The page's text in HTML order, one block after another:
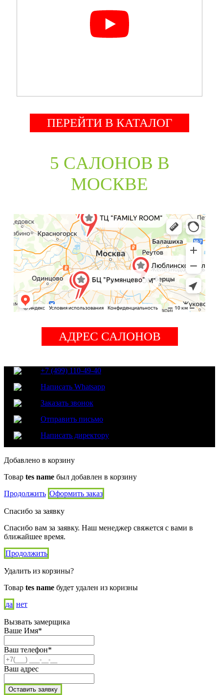
ПЕРЕЙТИ В КАТАЛОГ
5 CАЛОНОВ В
МОСКВЕ
АДРЕС САЛОНОВ
+7 (499) 110-49-40
Написать Whatsapp
Заказать звонок
Отправить письмо
Написать директору
Добавлено в корзину
Товар tes name был добавлен в корзину
Продолжить Оформить заказ
Спасибо за заявку
Спасибо вам за заявку. Наш менеджер свяжется с вами в
ближайшее время.
Продолжить
Удалить из корзины?
Товар tes name будет удален из коризны
да нет
Вызвать замерщика
Ваше Имя*
Ваш телефон*
Ваш адрес
Оставить заявку